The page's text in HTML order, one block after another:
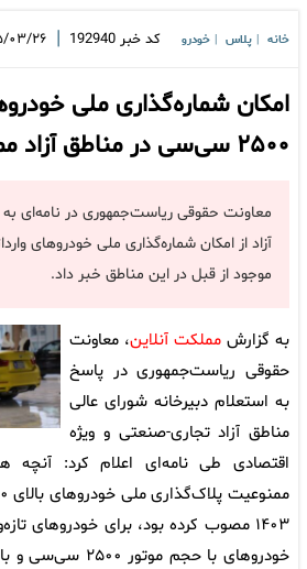
خانه پلاس خودرو کد خبر 192940
| ۱۴۰۵/۰۳/
امکان شماره‌گذاری ملی
۲۵۰۰ سی‌سی در مناطق آزاد ممکن شد
معاونت حقوقی ریاست‌جمهوری در نامه‌ای به
موجود از قبل در این مناطق خبر داد.
به گزارش مملکت آنلاین، معاونت
حقوقی ریاست‌جمهوری در پاسخ
به استعلام دبیرخانه شورای عالی
مناطق آزاد تجاری-صنعتی و ویژه
اقتصادی طی نامه‌ای اعلام کرد:
۱۴۰۳ مصوب کرده بود، برای خودروهای
خودروهای با حجم